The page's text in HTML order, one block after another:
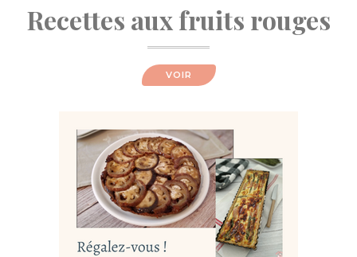
Recettes aux fruits rouges
VOIR